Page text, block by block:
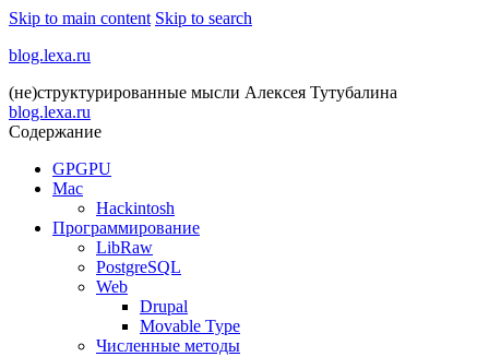
Skip to main content Skip to search
blog.lexa.ru
(не)структурированные мысли Алексея Тутубалина
blog.lexa.ru
Содержание
GPGPU
Mac
Hackintosh
Программирование
LibRaw
PostgreSQL
Web
Drupal
Movable Type
Численные методы